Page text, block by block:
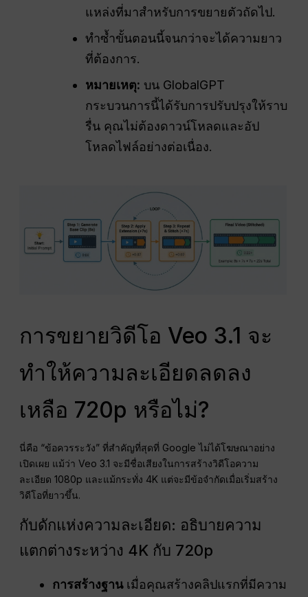
แหล่งที่มาสำหรับการขยายตัวถัดไป.
ทำซ้ำขั้นตอนนี้จนกว่าจะได้ความยาว
ที่ต้องการ.
หมายเหตุ: บน GlobalGPT
กระบวนการนี้ได้รับการปรับปรุงให้ราบ
รื่น คุณไม่ต้องดาวน์โหลดและอัป
โหลดไฟล์อย่างต่อเนื่อง.
การขยายวิดีโอ Veo 3.1 จะ
ทำให้ความละเอียดลดลง
เหลือ 720p หรือไม่?
นี่คือ “ข้อควรระวัง” ที่สำคัญที่สุดที่ Google ไม่ได้โฆษณาอย่าง
เปิดเผย แม้ว่า Veo 3.1 จะมีชื่อเสียงในการสร้างวิดีโอความ
ละเอียด 1080p และแม้กระทั่ง 4K แต่จะมีข้อจำกัดเมื่อเริ่มสร้าง
วิดีโอที่ยาวขึ้น.
กับดักแห่งความละเอียด: อธิบายความ
แตกต่างระหว่าง 4K กับ 720p
การสร้างฐานเมื่อคุณสร้างคลิปแรกที่มีความ